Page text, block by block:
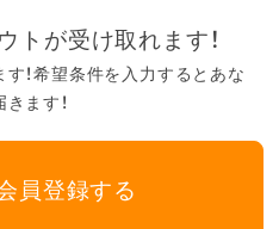
トが受け取れます！
！希望条件を入力するとあな
ます！
員登録する